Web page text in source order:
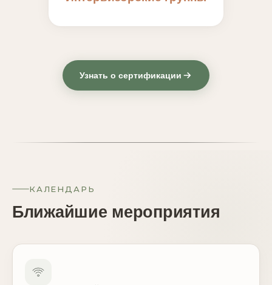
Узнать о сертификации
КАЛЕНДАРЬ
Ближайшие мероприятия